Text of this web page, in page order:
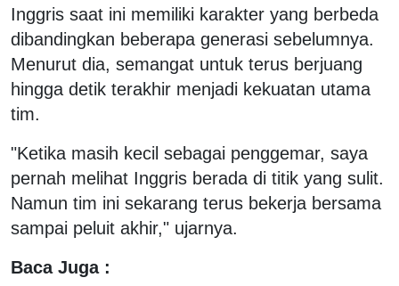
Inggris saat ini memiliki karakter yang berbeda
dibandingkan beberapa generasi sebelumnya.
Menurut dia, semangat untuk terus berjuang
hingga detik terakhir menjadi kekuatan utama
tim.
"Ketika masih kecil sebagai penggemar, saya
pernah melihat Inggris berada di titik yang sulit.
Namun tim ini sekarang terus bekerja bersama
sampai peluit akhir," ujarnya.
Baca Juga :